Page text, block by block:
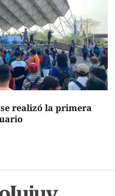
realizó la primera